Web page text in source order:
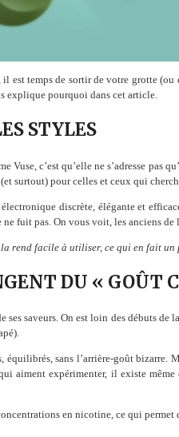
est temps de sortir de votre grotte
explique pourquoi dans cet article.
STYLES
Vuse, c’est qu’elle ne s’adresse pas
surtout) pour celles et ceux qui
discrète, élégante et
fuit pas. On vous voit, les anciens de
rend facile à utiliser, ce qui en fait
DU « GOÛT
ses saveurs. On est loin des débuts
équilibrés, sans l’arrière-goût
aiment expérimenter, il existe même
en nicotine, ce qui